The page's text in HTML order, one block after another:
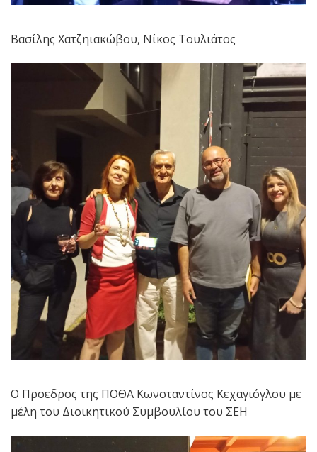
Βασίλης Χατζηιακώβου, Νίκος Τουλιάτος
Ο Προεδρος της ΠΟΘΑ Κωνσταντίνος Κεχαγιόγλου με
μέλη του Διοικητικού Συμβουλίου του ΣΕΗ